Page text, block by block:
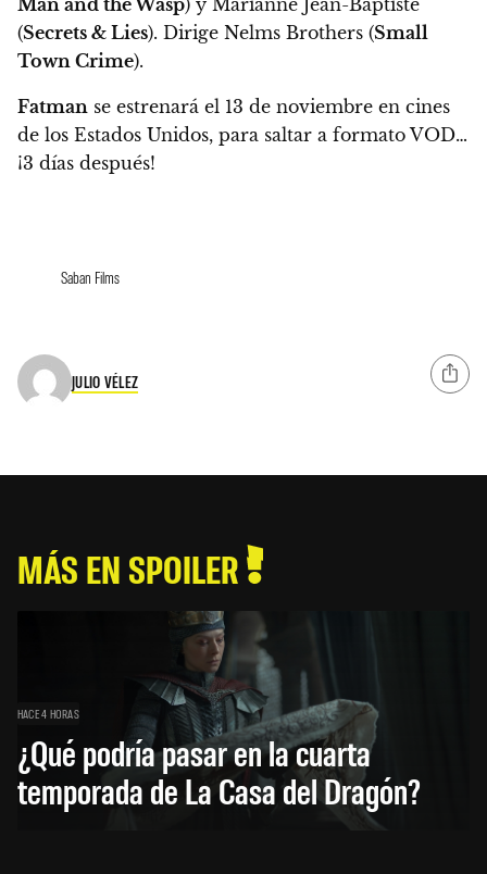
(Secrets & Lies). Dirige Nelms Brothers (Small
Town Crime).
Fatman se estrenará el 13 de noviembre en cines
de los Estados Unidos, para saltar a formato VOD…
¡3 días después!
Saban Films
JULIO VÉLEZ
MÁS EN SPOILER
HACE 4 HORAS
¿Qué podría pasar en la cuarta
temporada de La Casa del Dragón?